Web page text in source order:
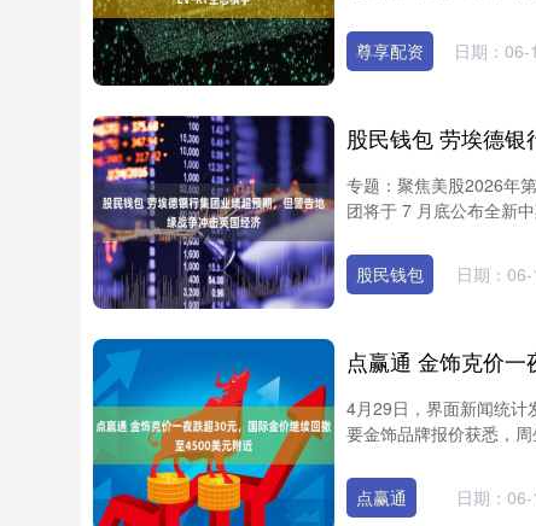
尊享配资 日期：06-
专题：聚焦美股2026年
团将于 7 月底公布全新
股民钱包 日期：
4月29日，界面新闻统计
要金饰品牌报价获悉，
点赢通 日期：